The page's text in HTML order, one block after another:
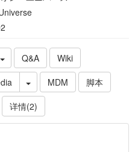
Q&A
Wiki
MDM
脚本
详情(2)